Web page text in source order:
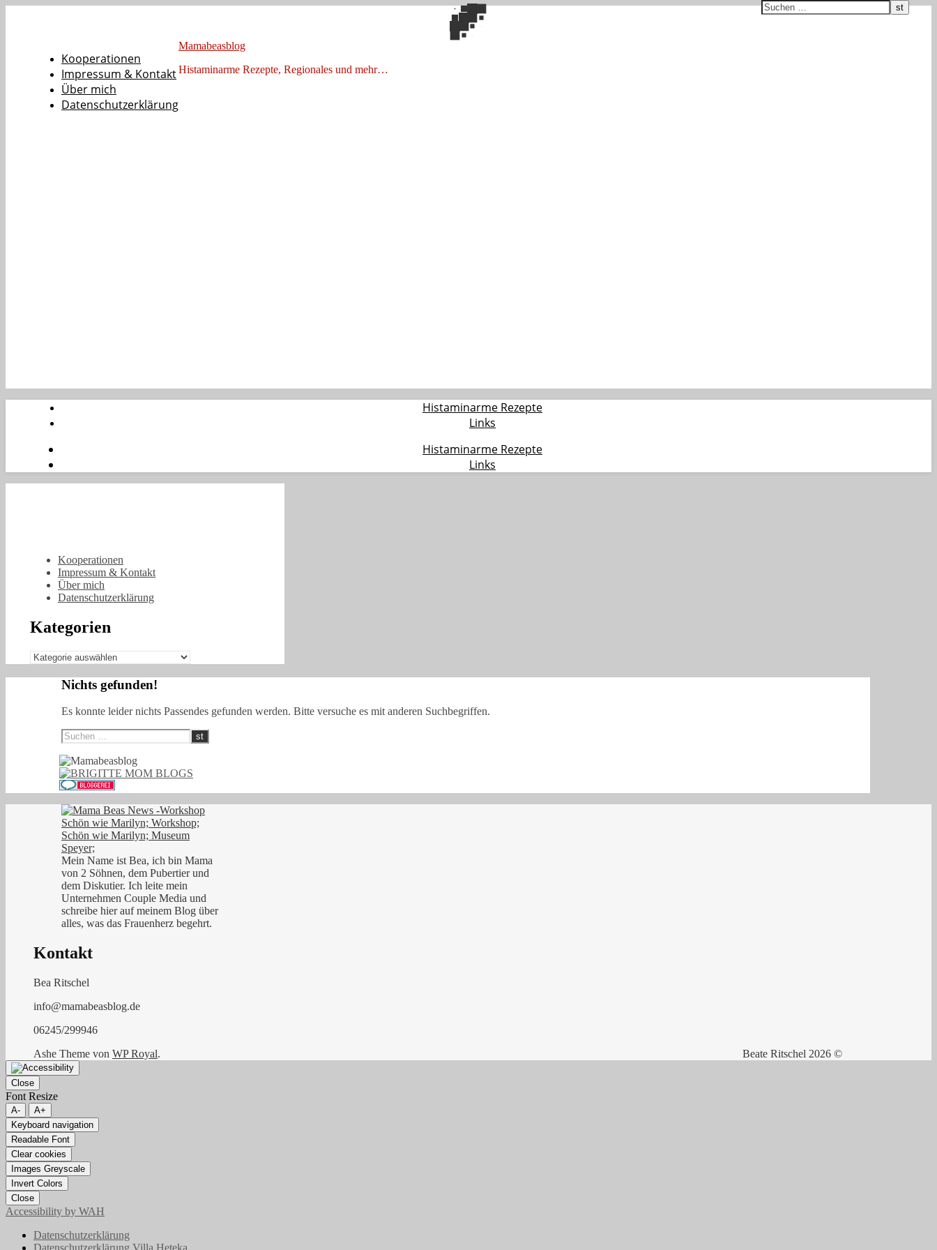
Kooperationen
Impressum & Kontakt
Über mich
Datenschutzerklärung
Mamabeasblog
Histaminarme Rezepte, Regionales und mehr…
Histaminarme Rezepte
Links
Histaminarme Rezepte
Links
Kooperationen
Impressum & Kontakt
Über mich
Datenschutzerklärung
Kategorien
Kategorien
Nichts gefunden!
Es konnte leider nichts Passendes gefunden werden. Bitte versuche es mit anderen Suchbegriffen.
Mein Name ist Bea, ich bin Mama
von 2 Söhnen, dem Pubertier und
dem Diskutier. Ich leite mein
Unternehmen Couple Media und
schreibe hier auf meinem Blog über
alles, was das Frauenherz begehrt.
Kontakt
Bea Ritschel
info@mamabeasblog.de
06245/299946
Beate Ritschel 2026 ©
Ashe Theme von WP Royal.
Close
Font Resize
A-
A+
Keyboard navigation
Readable Font
Clear cookies
Images Greyscale
Invert Colors
Close
Accessibility by WAH
Datenschutzerklärung
Datenschutzerklärung Villa Heteka